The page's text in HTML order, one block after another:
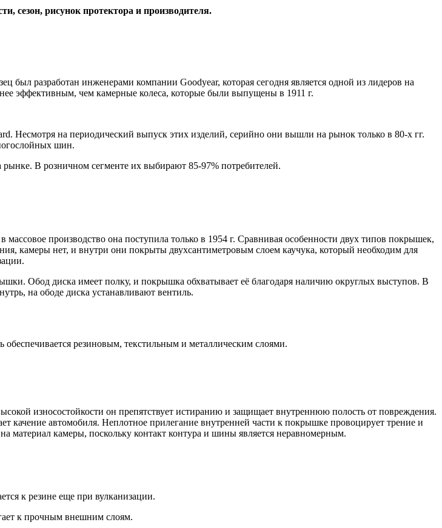
сезон, рисунок протектора и производителя.
разработан инженерами компании Goodyear, которая сегодня является одной из лидеров на
эффективным, чем камерные колеса, которые были выпущены в 1911 г.
на периодический выпуск этих изделий, серийно они вышли на рынок только в 80-х гг.
шин.
В розничном сегменте их выбирают 85-97% потребителей.
производство она поступила только в 1954 г. Сравнивая особенности двух типов покрышек,
камеры нет, и внутри они покрыты двухсантиметровым слоем каучука, который необходим для
Обод диска имеет полку, и покрышка обхватывает её благодаря наличию округлых выступов. В
на ободе диска устанавливают вентиль.
резиновым, текстильным и металлическим слоями.
износостойкости он препятствует истиранию и защищает внутреннюю полость от повреждения.
качение автомобиля. Неплотное прилегание внутренней части к покрышке провоцирует трение и
материал камеры, поскольку контакт контура и шины является неравномерным.
к резине еще при вулканизации.
к прочным внешним слоям.